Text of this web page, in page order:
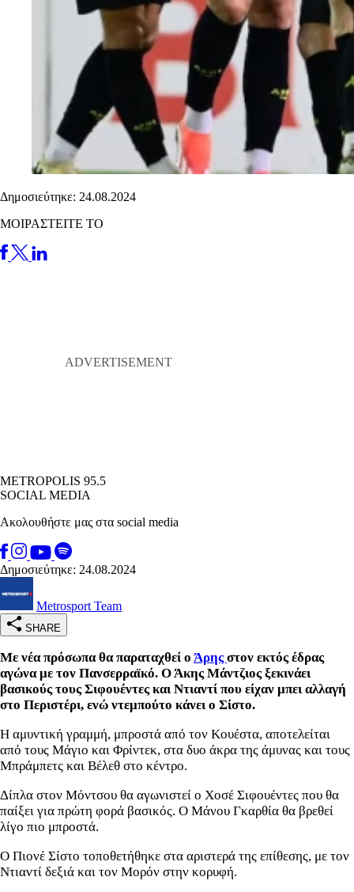
Δημοσιεύτηκε: 24.08.2024
ΜΟΙΡΑΣΤΕΙΤΕ ΤΟ
METROPOLIS 95.5
SOCIAL MEDIA
Ακολουθήστε μας στα social media
Δημοσιεύτηκε: 24.08.2024
Metrosport Team
SHARE
Με νέα πρόσωπα θα παραταχθεί ο Άρηςστον εκτός έδρας
αγώνα με τον Πανσερραϊκό. Ο Άκης Μάντζιος ξεκινάει
βασικούς τους Σιφουέντες και Ντιαντί που είχαν μπει αλλαγή
στο Περιστέρι, ενώ ντεμπούτο κάνει ο Σίστο.
Η αμυντική γραμμή, μπροστά από τον Κουέστα, αποτελείται
από τους Μάγιο και Φρίντεκ, στα δυο άκρα της άμυνας και τους
Μπράμπετς και Βέλεθ στο κέντρο.
Δίπλα στον Μόντσου θα αγωνιστεί ο Χοσέ Σιφουέντες που θα
παίξει για πρώτη φορά βασικός. Ο Μάνου Γκαρθία θα βρεθεί
λίγο πιο μπροστά.
Ο Πιονέ Σίστο τοποθετήθηκε στα αριστερά της επίθεσης, με τον
Ντιαντί δεξιά και τον Μορόν στην κορυφή.